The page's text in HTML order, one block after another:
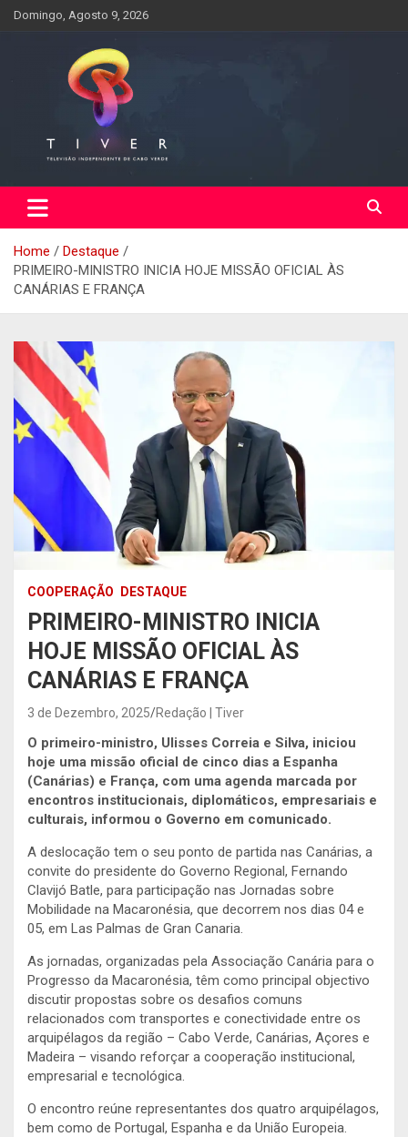
SkipDomingo, Agosto 9, 2026
Home
Destaque
PRIMEIRO-MINISTRO INICIA HOJE MISSÃO OFICIAL ÀS
CANÁRIAS E FRANÇA
COOPERAÇÃO DESTAQUE
PRIMEIRO-MINISTRO INICIA
HOJE MISSÃO OFICIAL ÀS
CANÁRIAS E FRANÇA
3 de Dezembro, 2025 Redação | Tiver
O primeiro-ministro, Ulisses Correia e Silva, iniciou
hoje uma missão oficial de cinco dias a Espanha
(Canárias) e França, com uma agenda marcada por
encontros institucionais, diplomáticos, empresariais e
culturais, informou o Governo em comunicado.
A deslocação tem o seu ponto de partida nas Canárias, a
convite do presidente do Governo Regional, Fernando
Clavijó Batle, para participação nas Jornadas sobre
Mobilidade na Macaronésia, que decorrem nos dias 04 e
05, em Las Palmas de Gran Canaria.
As jornadas, organizadas pela Associação Canária para o
Progresso da Macaronésia, têm como principal objectivo
discutir propostas sobre os desafios comuns
relacionados com transportes e conectividade entre os
arquipélagos da região – Cabo Verde, Canárias, Açores e
Madeira – visando reforçar a cooperação institucional,
empresarial e tecnológica.
O encontro reúne representantes dos quatro arquipélagos,
bem como de Portugal, Espanha e da União Europeia.